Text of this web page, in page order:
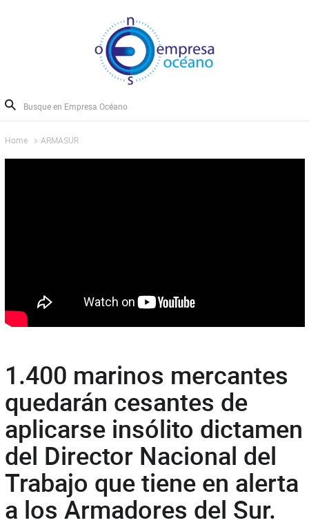
Home ARMASUR
1.400 marinos mercantes
quedarán cesantes de
aplicarse insólito dictamen
del Director Nacional del
Trabajo que tiene en alerta
a los Armadores del Sur.